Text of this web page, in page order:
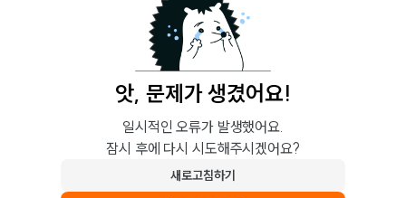
앗, 문제가 생겼어요!
일시적인 오류가 발생했어요.
잠시 후에 다시 시도해주시겠어요?
새로고침하기